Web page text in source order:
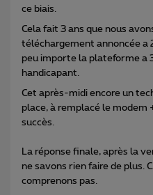
ce biais.
Cela fait 3 ans que nous
téléchargement annoncée a
peu importe la plateforme a
handicapant.
Cet après-midi encore un
place, à remplacé le modem
succès.
La réponse finale, après la
ne savons rien faire de plus.
comprenons pas.